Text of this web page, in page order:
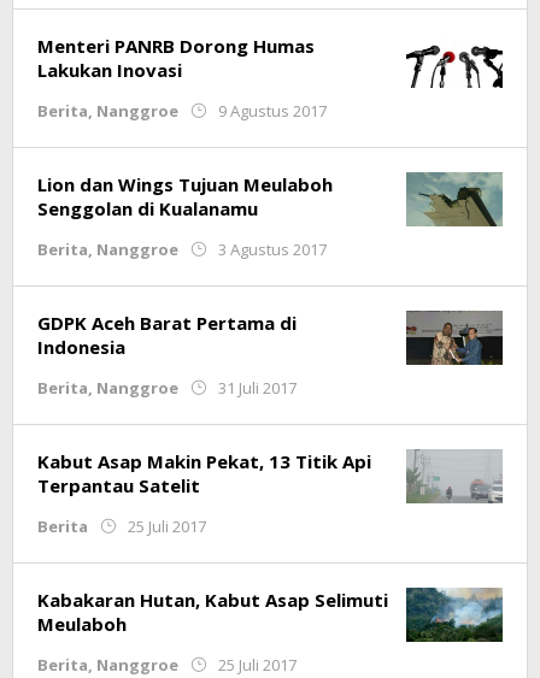
Menteri PANRB Dorong Humas
Lakukan Inovasi
Berita, Nanggroe 9 Agustus 2017
Lion dan Wings Tujuan Meulaboh
Senggolan di Kualanamu
Berita, Nanggroe 3 Agustus 2017
GDPK Aceh Barat Pertama di
Indonesia
Berita, Nanggroe 31 Juli 2017
Kabut Asap Makin Pekat, 13 Titik Api
Terpantau Satelit
Berita 25 Juli 2017
Kabakaran Hutan, Kabut Asap Selimuti
Meulaboh
Berita, Nanggroe 25 Juli 2017